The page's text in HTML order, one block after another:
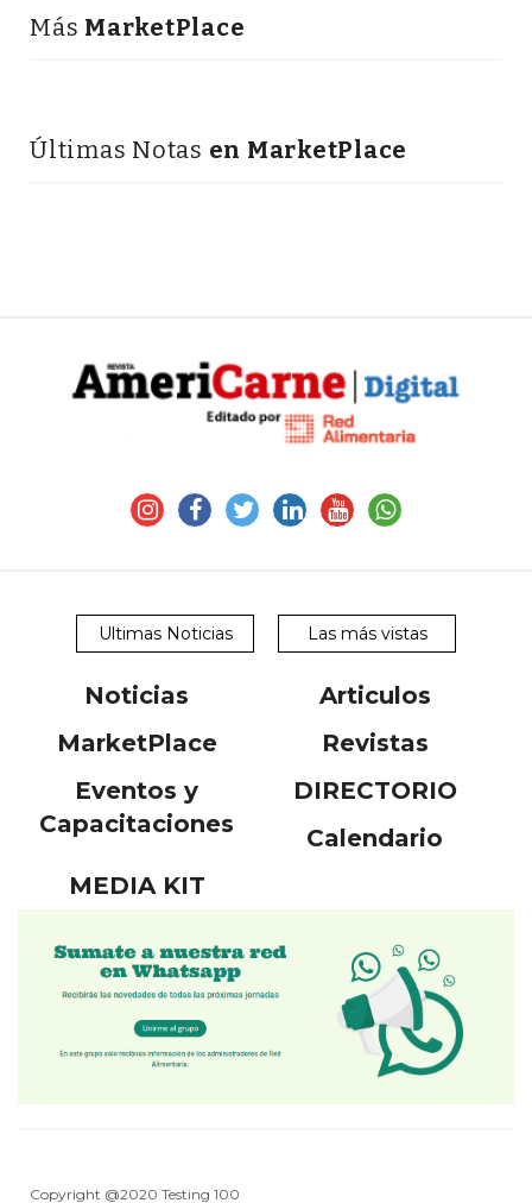
Más MarketPlace
Últimas Notas en MarketPlace
Ultimas Noticias Las más vistas
Noticias
Articulos
MarketPlace
Revistas
Eventos y
Capacitaciones
DIRECTORIO
Calendario
MEDIA KIT
Copyright @2020 Testing 100